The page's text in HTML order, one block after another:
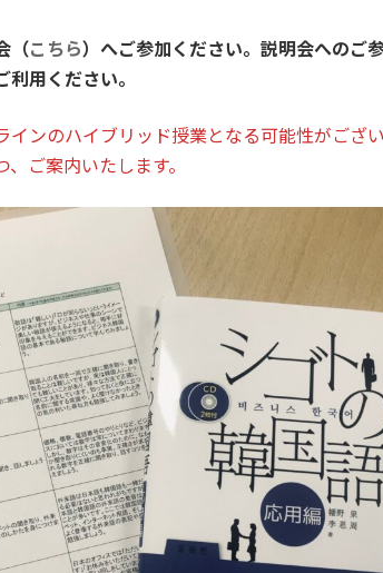
（こちら）へご参加ください。説明会へのご
利用ください。
ンのハイブリッド授業となる可能性がござい
ご案内いたします。